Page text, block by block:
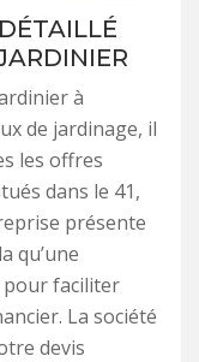
à
de jardinage, il
les offres
dans le 41,
présente
qu’une
pour faciliter
La société
devis